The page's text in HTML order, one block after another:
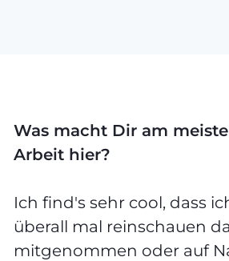
Was macht Dir am
Arbeit hier?
Ich find's sehr cool, dass
überall mal reinschauen
mitgenommen oder auf